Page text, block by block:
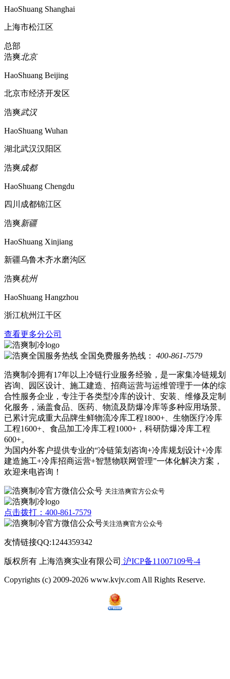
HaoShuang Shanghai
上海市松江区
总部
浩爽北京
HaoShuang Beijing
北京市经济开发区
浩爽武汉
HaoShuang Wuhan
湖北武汉汉阳区
浩爽成都
HaoShuang Chengdu
四川成都锦江区
浩爽新疆
HaoShuang Xinjiang
新疆乌鲁木齐水磨沟区
浩爽杭州
HaoShuang Hangzhou
浙江杭州江干区
查看更多分公司
全国免费服务热线： 400-861-7579
浩爽制冷拥有17年以上冷链行业服务经验，是一家集冷链规划
咨询、园区设计、施工建造、招商运营与运维管理于一体的综
合性服务企业，专注于各类型冷库的设计、安装、维修及定制
化服务，涵盖食品、医药、物流及防爆冷库等多种应用场景。
已累计完成重大品牌生鲜物流冷库工程1800+、生物医疗冷库
工程1600+、食品加工冷库工程1000+，科研防爆冷库工程
600+。
为国内外客户提供专业的“冷链策划咨询+冷库规划设计+冷库
建造施工+冷库招商运营+智慧物联网管理”一体化解决方案，
欢迎来电咨询！
关注浩爽官方公众号
点击拨打：400-861-7579
关注浩爽官方公众号
友情链接QQ:1244359342
版权所有 上海浩爽实业有限公司 沪ICP备11007109号-4
Copyrights (c) 2009-2026 www.kvjv.com All Rights Reserve.